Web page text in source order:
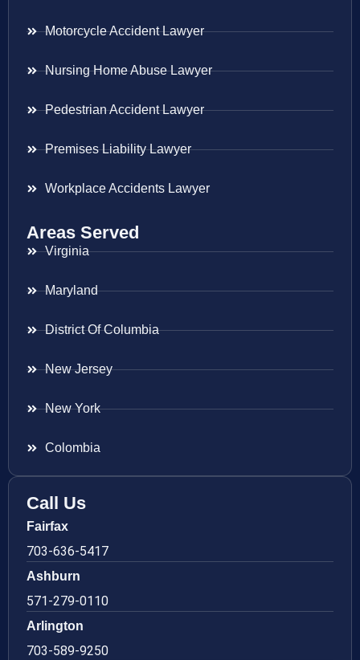
Motorcycle Accident Lawyer
Nursing Home Abuse Lawyer
Pedestrian Accident Lawyer
Premises Liability Lawyer
Workplace Accidents Lawyer
Areas Served
Virginia
Maryland
District Of Columbia
New Jersey
New York
Colombia
Call Us
Fairfax
703-636-5417
Ashburn
571-279-0110
Arlington
703-589-9250